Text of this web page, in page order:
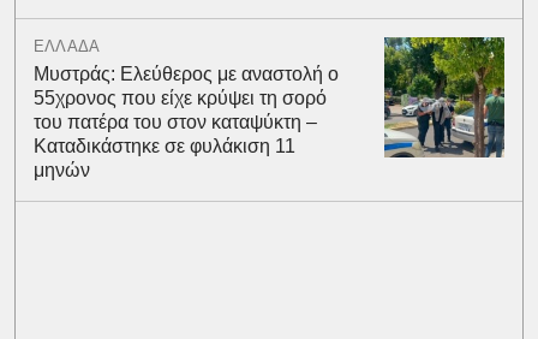
ΕΛΛΑΔΑ
Μυστράς: Ελεύθερος με αναστολή ο
55χρονος που είχε κρύψει τη σορό
του πατέρα του στον καταψύκτη –
Καταδικάστηκε σε φυλάκιση 11
μηνών